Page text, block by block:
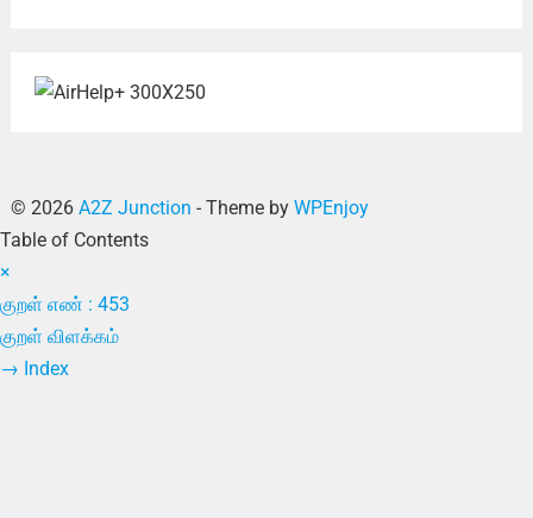
© 2026 A2Z Junction - Theme by WPEnjoy
Table of Contents
×
குறள் எண் : 453
குறள் விளக்கம்
→ Index